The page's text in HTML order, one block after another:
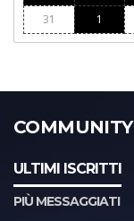
31
1
COMMUNITY
ULTIMI ISCRITTI
PIÙ MESSAGGIATI